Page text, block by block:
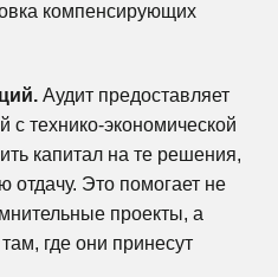
компенсирующих
Аудит предоставляет
с технико-экономической
капитал на те решения,
отдачу. Это помогает не
проекты, а
где они принесут